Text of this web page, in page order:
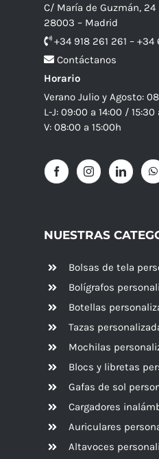
C/ María de Guzmán, 24
28003 – Madrid
+34 918 261 261 – +34
Contáctanos
Horario
Verano Julio y Agosto:
L-J: 09:00 a 14:00 / 15:30
V: 08:00 a 15:00h
NUESTRAS
Bolsas de tela
Bolígrafos
Botellas
Tazas
Mochilas
Blocs y libretas
Gafas de sol
Cargadores
Auriculares
Altavoces